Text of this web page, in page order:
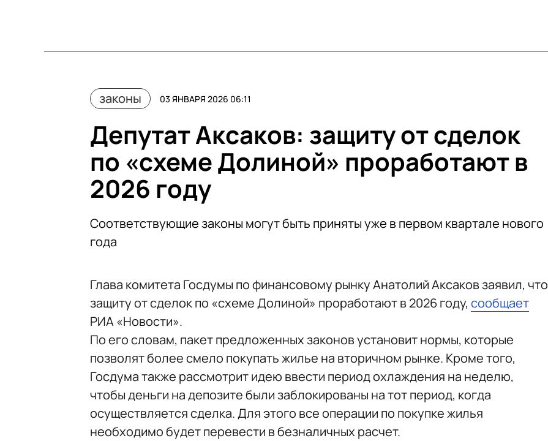
законы 03 ЯНВАРЯ 2026 06:11
Депутат Аксаков: защиту от сделок
по «схеме Долиной» проработают в
2026 году
Соответствующие законы могут быть приняты уже в первом квартале нового
года
Глава комитета Госдумы по финансовому рынку Анатолий Аксаков заявил, что
защиту от сделок по «схеме Долиной» проработают в 2026 году, сообщает
РИА «Новости».
По его словам, пакет предложенных законов установит нормы, которые
позволят более смело покупать жилье на вторичном рынке. Кроме того,
Госдума также рассмотрит идею ввести период охлаждения на неделю,
чтобы деньги на депозите были заблокированы на тот период, когда
осуществляется сделка. Для этого все операции по покупке жилья
необходимо будет перевести в безналичных расчет.